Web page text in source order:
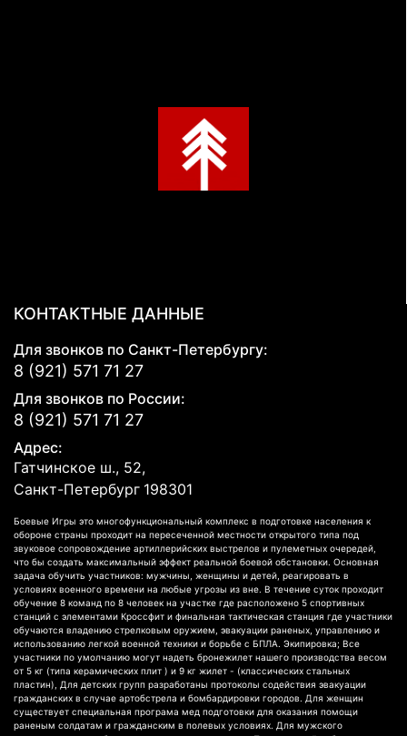
КОНТАКТНЫЕ ДАННЫЕ
Для звонков по Санкт-Петербургу:
8 (921) 571 71 27
Для звонков по России:
8 (921) 571 71 27
Адрес:
Гатчинское ш., 52,
Санкт-Петербург 198301
Боевые Игры это многофункциональный комплекс в подготовке населения к
обороне страны проходит на пересеченной местности открытого типа под
звуковое сопровождение артиллерийских выстрелов и пулеметных очередей,
что бы создать максимальный эффект реальной боевой обстановки. Основная
задача обучить участников: мужчины, женщины и детей, реагировать в
условиях военного времени на любые угрозы из вне. В течение суток проходит
обучение 8 команд по 8 человек на участке где расположено 5 спортивных
станций с элементами Кроссфит и финальная тактическая станция где участники
обучаются владению стрелковым оружием, эвакуации раненых, управлению и
использованию легкой военной техники и борьбе с БПЛА. Экипировка; Все
участники по умолчанию могут надеть бронежилет нашего производства весом
от 5 кг (типа керамических плит ) и 9 кг жилет - (классических стальных
пластин), Для детских групп разработаны протоколы содействия эвакуации
гражданских в случае артобстрела и бомбардировки городов. Для женщин
существует специальная програма мед подготовки для оказания помощи
раненым солдатам и гражданским в полевых условиях. Для мужского